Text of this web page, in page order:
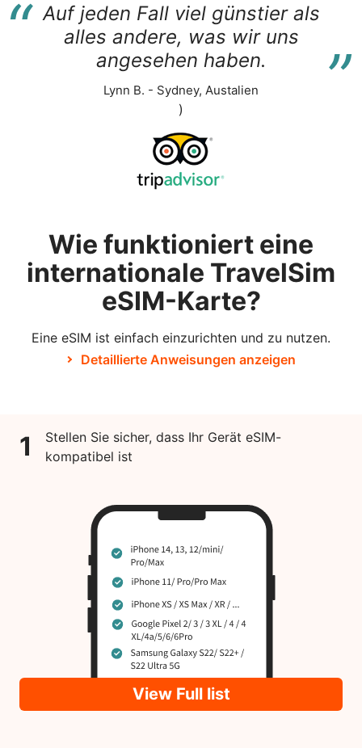
“ Auf jeden Fall viel günstier als
alles andere, was wir uns
angesehen haben.
“
Lynn B. - Sydney, Austalien
)
Wie funktioniert eine
internationale TravelSim
eSIM-Karte?
Eine eSIM ist einfach einzurichten und zu nutzen.
Detaillierte Anweisungen anzeigen
1
Stellen Sie sicher, dass Ihr Gerät eSIM-
kompatibel ist
View Full list